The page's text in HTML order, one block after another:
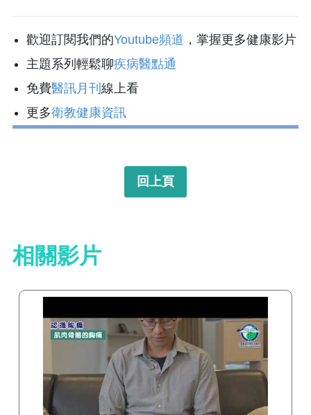
歡迎訂閱我們的Youtube頻道 ，掌握更多健康影片
主題系列輕鬆聊疾病醫點通
免費醫訊月刊 線上看
更多衛教健康資訊
回上頁
相關影片